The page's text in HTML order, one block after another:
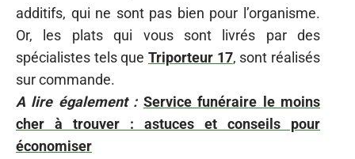
additifs, qui ne sont pas bien pour l’organisme.
Or, les plats qui vous sont livrés par des
spécialistes tels que Triporteur 17, sont réalisés
sur commande.
A lire également : Service funéraire le moins
cher à trouver : astuces et conseils pour
économiser